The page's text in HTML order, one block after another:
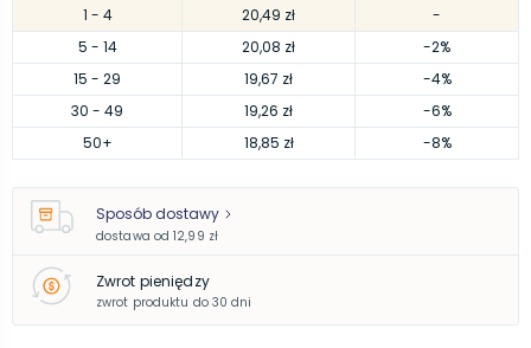
1 - 4 20,49 zł
-
5 - 14 20,08 zł
-2%
15 - 29 19,67 zł
-4%
30 - 49 19,26 zł
-6%
50+ 18,85 zł -8%
Sposób dostawy
dostawa od 12,99 zł
Zwrot pieniędzy
zwrot produktu do 30 dni